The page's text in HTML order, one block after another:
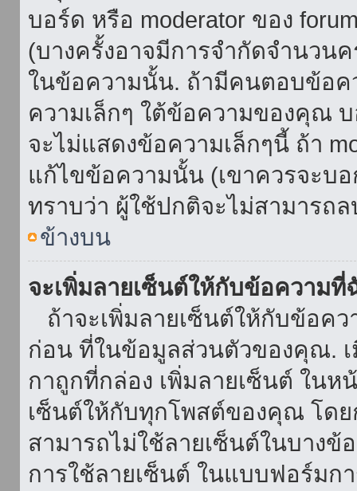
บอร์ด หรือ moderator ของ
(บางครั้งอาจมีการจำกัดจำนวน
ในข้อความนั้น. ถ้ามีคนตอบข้อ
ความเล็กๆ ใต้ข้อความของคุณ
จะไม่แสดงข้อความเล็กๆนี้ ถ้า
แก้ไขข้อความนั้น (เขาควรจะบ
ทราบว่า ผู้ใช้ปกติจะไม่สามารถ
ข้างบน
จะเพิ่มลายเซ็นต์ให้กับข้อความที่
ถ้าจะเพิ่มลายเซ็นต์ให้กับข้อค
ก่อน ที่ในข้อมูลส่วนตัวของคุณ.
กาถูกที่กล่อง เพิ่มลายเซ็นต์ ใน
เซ็นต์ให้กับทุกโพสต์ของคุณ โด
สามารถไม่ใช้ลายเซ็นต์ในบางข้
การใช้ลายเซ็นต์ ในแบบฟอร์มก